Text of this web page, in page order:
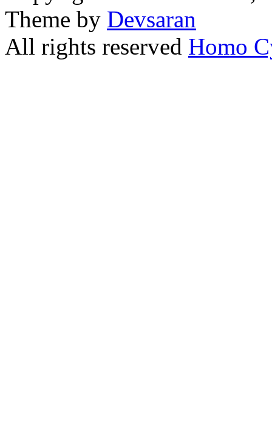
Theme by Devsaran
All rights reserved Homo